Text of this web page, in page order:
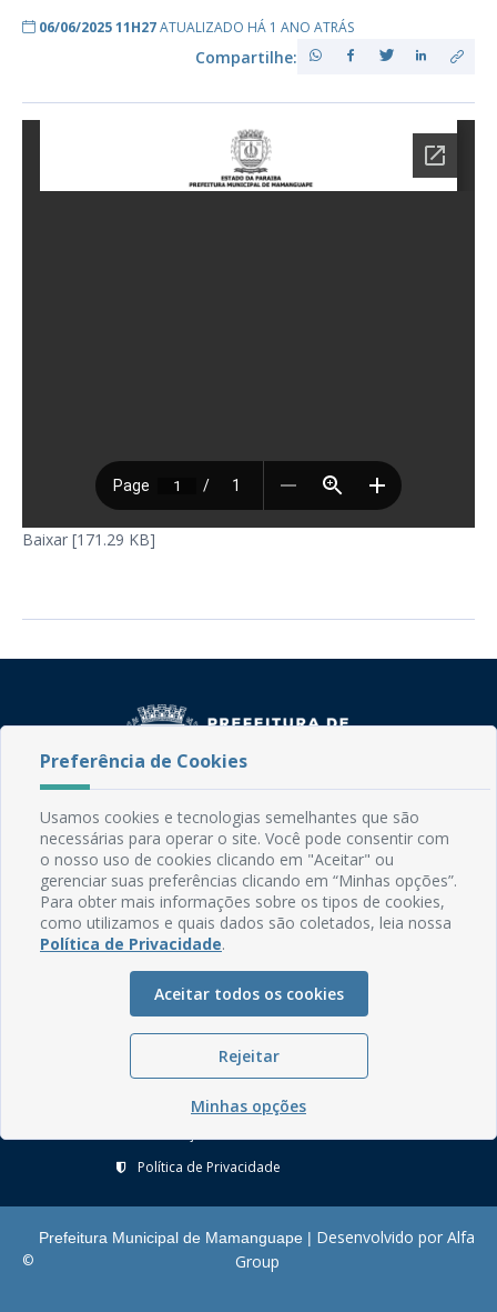
06/06/2025 11H27ATUALIZADO HÁ 1 ANO ATRÁS
Compartilhe:
Baixar [171.29 KB]
Rua do Imperador, 78, Centro
CEP: 58.280-000 - Mamanguape/PB
Fone: (83) 3292-2246
Email: comunicacao@mamanguape.pb.gov.br
Expediente: Segunda à Sexta, das 08h às 13h
Mapa do Site
Perguntas frequentes
Manual de Navegação
Glossário
Ouvidoria
Política de Privacidade
©
Prefeitura Municipal de Mamanguape | Desenvolvido por Alfa
Group
Preferência de Cookies
Usamos cookies e tecnologias semelhantes que são
necessárias para operar o site. Você pode consentir com
o nosso uso de cookies clicando em "Aceitar" ou
gerenciar suas preferências clicando em “Minhas opções”.
Para obter mais informações sobre os tipos de cookies,
como utilizamos e quais dados são coletados, leia nossa
Política de Privacidade.
Aceitar todos os cookies
Rejeitar
Minhas opções